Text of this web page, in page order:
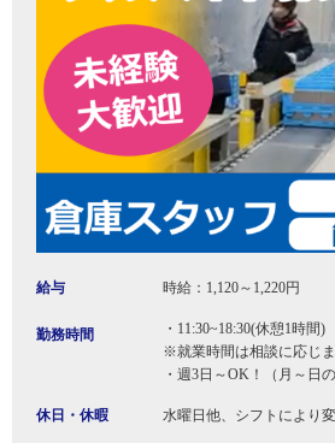
給与 時給：1,120～1,220円
勤務時間
・11:30~18:30(休憩1時間)
※就業時間は相談に応じま
・週3日～OK！（月～日
休日・休暇 水曜日他、シフトにより